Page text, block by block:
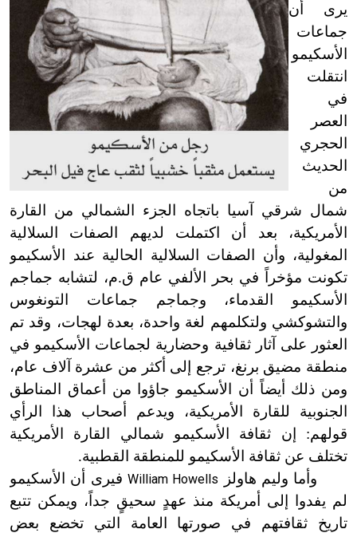
يرى أن
جماعات
الأسكيمو
انتقلت
في
العصر
الحجري
الحديث
من
شمال شرقي آسيا باتجاه الجزء الشمالي من القارة
الأمريكية، بعد أن اكتملت لديهم الصفات السلالية
المغولية، وأن الصفات السلالية الحالية عند الأسكيمو
تكونت مؤخراً في بحر الألفي عام ق.م، لتشابه جماجم
الأسكيمو القدماء، وجماجم جماعات التونغوس
والتشوكشي ولتكلمهم لغة واحدة، بعدة لهجات، وقد تم
العثور على آثار ثقافية وحضارية لجماعات الأسكيمو في
منطقة مضيق برنغ، ترجع إلى أكثر من عشرة آلاف عام،
ومن ذلك أيضاً أن الأسكيمو جاؤوا من أعماق المناطق
الجنوبية للقارة الأمريكية، ويدعم أصحاب هذا الرأي
قولهم: إن ثقافة الأسكيمو شمالي القارة الأمريكية
تختلف عن ثقافة الأسكيمو للمنطقة القطبية.
وأما وليم هاولز
William Howells فيرى أن الأسكيمو
لم يفدوا إلى أمريكة منذ عهدٍ سحيقٍ جداً، ويمكن تتبع
تاريخ ثقافتهم في صورتها العامة التي تخضع بعض